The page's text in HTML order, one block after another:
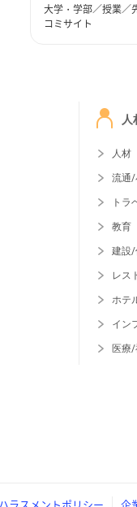
大学・学部／授業／
コミサイト
人材
流通/
トラ
教育
建設/
レス
ホテ
イン
医療/